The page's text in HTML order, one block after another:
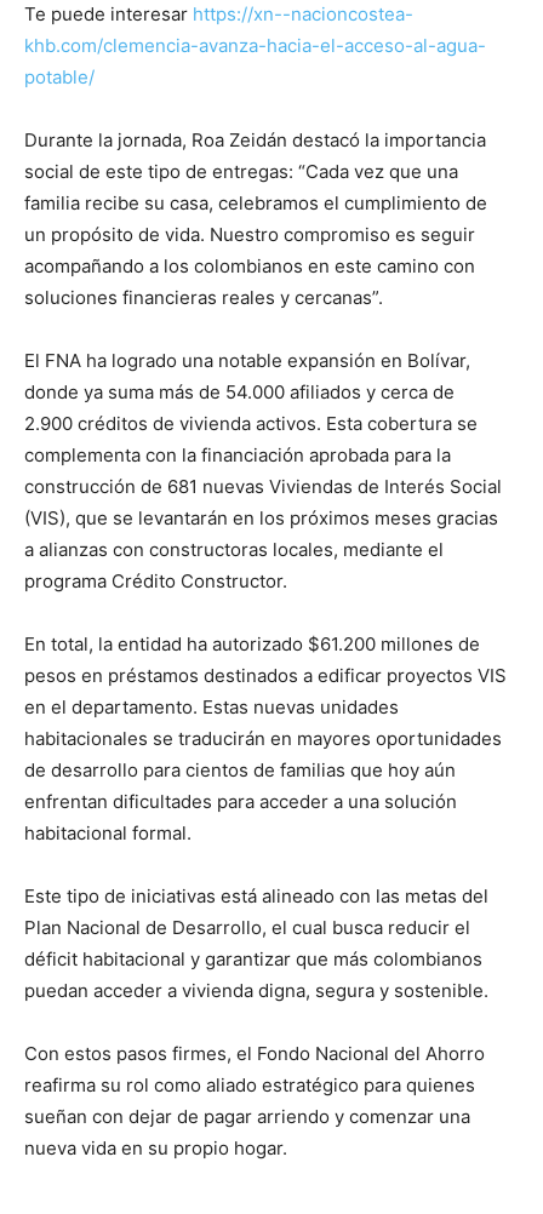
Te puede interesar https://xn--nacioncostea-
khb.com/clemencia-avanza-hacia-el-acceso-al-agua-
potable/
Durante la jornada, Roa Zeidán destacó la importancia
social de este tipo de entregas: “Cada vez que una
familia recibe su casa, celebramos el cumplimiento de
un propósito de vida. Nuestro compromiso es seguir
acompañando a los colombianos en este camino con
soluciones financieras reales y cercanas”.
El FNA ha logrado una notable expansión en Bolívar,
donde ya suma más de 54.000 afiliados y cerca de
2.900 créditos de vivienda activos. Esta cobertura se
complementa con la financiación aprobada para la
construcción de 681 nuevas Viviendas de Interés Social
(VIS), que se levantarán en los próximos meses gracias
a alianzas con constructoras locales, mediante el
programa Crédito Constructor.
En total, la entidad ha autorizado $61.200 millones de
pesos en préstamos destinados a edificar proyectos VIS
en el departamento. Estas nuevas unidades
habitacionales se traducirán en mayores oportunidades
de desarrollo para cientos de familias que hoy aún
enfrentan dificultades para acceder a una solución
habitacional formal.
Este tipo de iniciativas está alineado con las metas del
Plan Nacional de Desarrollo, el cual busca reducir el
déficit habitacional y garantizar que más colombianos
puedan acceder a vivienda digna, segura y sostenible.
Con estos pasos firmes, el Fondo Nacional del Ahorro
reafirma su rol como aliado estratégico para quienes
sueñan con dejar de pagar arriendo y comenzar una
nueva vida en su propio hogar.